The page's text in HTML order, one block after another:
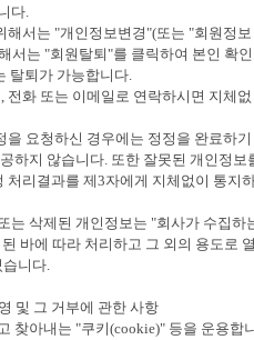
다.
해서는 "개인정보변경"(또는 "회원정보
서는 "회원탈퇴"를 클릭하여 본인 확인
탈퇴가 가능합니다.
화 또는 이메일로 연락하시면 지체없
요청하신 경우에는 정정을 완료하기
하지 않습니다. 또한 잘못된 개인정보
처리결과를 제3자에게 지체없이 통지
는 삭제된 개인정보는 "회사가 수집하
바에 따라 처리하고 그 외의 용도로
습니다.
및 그 거부에 관한 사항
찾아내는 "쿠키(cookie)" 등을 운용합